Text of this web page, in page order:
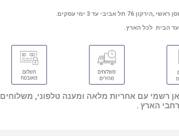
76 תל אביב- עד 3 ימי עסקים.
הבית לכל הארץ.
רשמי עם אחריות מלאה ומענה טלפוני, משלוחים
הארץ .